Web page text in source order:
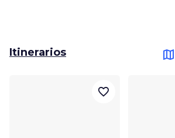
Itinerarios map
favorite_border